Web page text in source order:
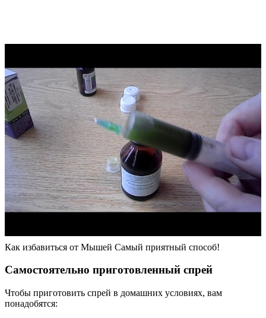
Как избавиться от Мышей Самый приятный способ!
Самостоятельно приготовленный спрей
Чтобы приготовить спрей в домашних условиях, вам
понадобятся: